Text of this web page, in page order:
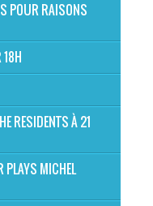
POUR RAISONS
18H
RESIDENTS À 21
PLAYS MICHEL